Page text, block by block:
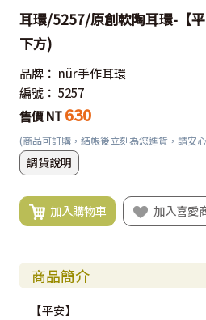
耳環/5257/原創軟陶耳環-【
下方)
品牌： nür手作耳環
編號： 5257
售價 NT 630
(商品可訂購，結帳後立刻為您進貨，請安
調貨說明
加入購物車 加入喜愛
商品簡介
【平安】